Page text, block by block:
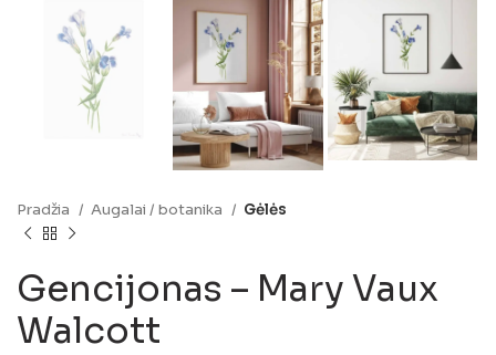
Pradžia Augalai / botanika Gėlės
Gencijonas – Mary Vaux
Walcott